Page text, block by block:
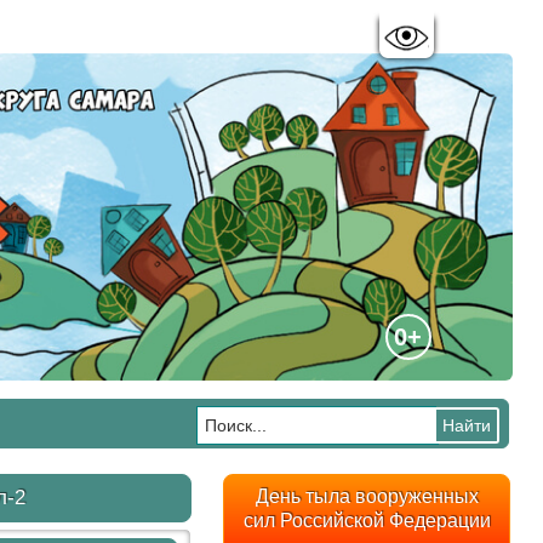
0+
2
День тыла вооруженных
сил Российской Федерации